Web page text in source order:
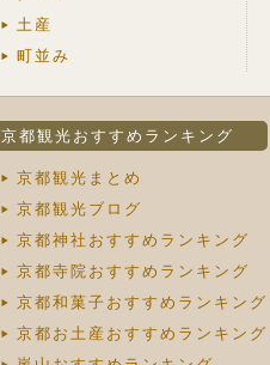
土産
町並み
京都観光おすすめランキング
京都観光まとめ
京都観光ブログ
京都神社おすすめランキング
京都寺院おすすめランキング
京都和菓子おすすめランキング
京都お土産おすすめランキング